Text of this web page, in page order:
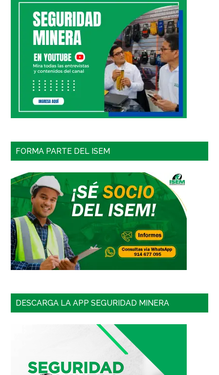
FORMA PARTE DEL ISEM
DESCARGA LA APP SEGURIDAD MINERA